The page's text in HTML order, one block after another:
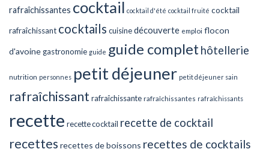
rafraîchissantes cocktail cocktail d'été cocktail fruité cocktail
rafraîchissant cocktails cuisinedécouverte emploi flocon
d'avoine gastronomie guide guide complethôtellerie
nutrition personnes petit déjeuner petit déjeuner sain
rafraîchissant rafraîchissante rafraîchissantes rafraîchissants
recette recette cocktail recette de cocktail
recettes recettes de boissons recettes de cocktails